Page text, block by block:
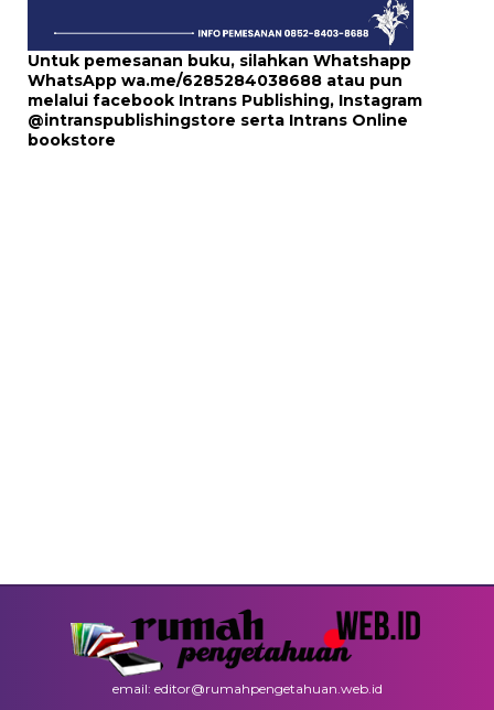
Untuk pemesanan buku, silahkan Whatshapp
WhatsApp wa.me/6285284038688 atau pun
melalui facebook Intrans Publishing, Instagram
@intranspublishingstore serta Intrans Online
bookstore
email: editor@rumahpengetahuan.web.id